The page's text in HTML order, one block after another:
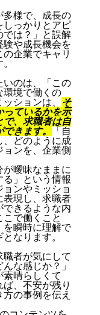
多様で、成長の
しっかりとアピ
では？」と誤解
験や成長機会を
企業でキャリ
いのは、「この
環境で働くの
ションは、
そ
っているかを示
で、求職者は自
きます。
「自
、どのように成
ンを、企業側
が曖昧なままに
」という情報
ンやミッショ
表現し、求職者
できるような内
で働くこと
を瞬時に理解で
なります。
職者が気にして
な感じか？」
素晴らしくて
、不安が残り
の事例を伝え